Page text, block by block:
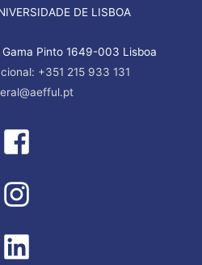
DE LISBOA
Pinto 1649-003 Lisboa
+351 215 933 131